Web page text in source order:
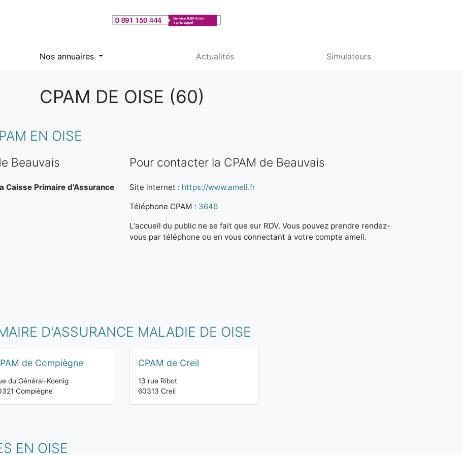
Nos annuaires Actualités Simulateurs
CPAM DE OISE (60)
EN OISE
Beauvais
Caisse Primaire d'Assurance
Pour contacter la CPAM de Beauvais
Site internet : https://www.ameli.fr
Téléphone CPAM : 3646
L'accueil du public ne se fait que sur RDV. Vous pouvez prendre rendez-
vous par téléphone ou en vous connectant à votre compte ameli.
D'ASSURANCE MALADIE DE OISE
de Compiègne
du Général-Koenig
Compiègne
CPAM de Creil
13 rue Ribot
60313 Creil
EN OISE